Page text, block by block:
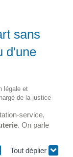
sans
d'une
légale et
de la justice
service,
. On parle
Tout déplier